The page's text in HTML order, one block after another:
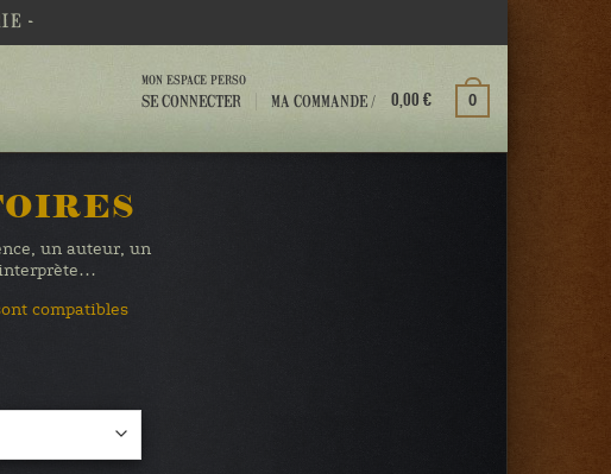
-
MON ESPACE PERSO
SE CONNECTER MA COMMANDE / 0,00€ 0
un auteur, un
interprète…
compatibles